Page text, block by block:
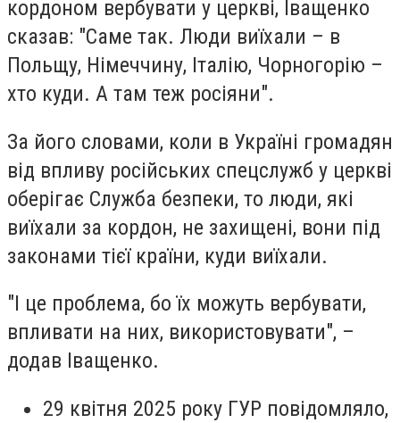
кордоном вербувати у церкві, Іващенко
сказав: "Саме так. Люди виїхали – в
Польщу, Німеччину, Італію, Чорногорію –
хто куди. А там теж росіяни".
За його словами, коли в Україні громадян
від впливу російських спецслужб у церкві
оберігає Служба безпеки, то люди, які
виїхали за кордон, не захищені, вони під
законами тієї країни, куди виїхали.
"І це проблема, бо їх можуть вербувати,
впливати на них, використовувати", –
додав Іващенко.
29 квітня 2025 року ГУР повідомляло,